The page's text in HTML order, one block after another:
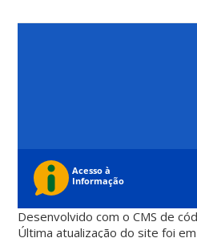
Desenvolvido com o CMS de
Última atualização do site foi